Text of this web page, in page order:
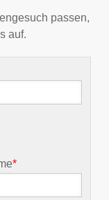
passen,
auf.
*